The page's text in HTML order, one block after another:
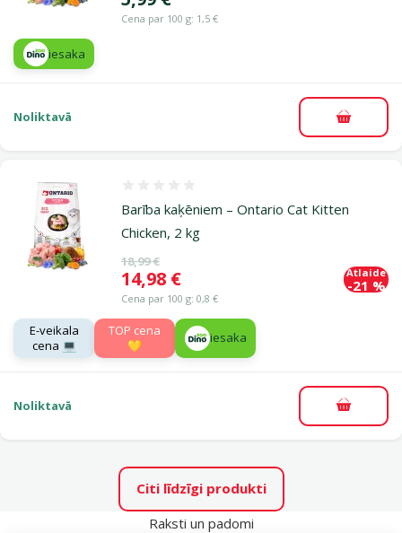
Cena par 100 g: 1,5 €
iesaka
Noliktavā
Barība kaķēniem – Ontario Cat Kitten
Chicken, 2 kg
Oriģinālā cena
18,99 €
Cena
14,98 €
Cena par 100 g: 0,8 €
Atlaide
-21 %
E-veikala
cena 💻
TOP cena
💛
iesaka
Noliktavā
Citi līdzīgi produkti
Raksti un padomi